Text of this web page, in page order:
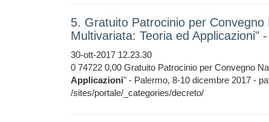
5. Gratuito Patrocinio per
Multivariata: Teoria ed Applicazioni"
30-ott-2017 12.23.30
0 74722 0,00 Gratuito Patrocinio per Convegno
Applicazioni" - Palermo, 8-10 dicembre 2017 -
/sites/portale/_categories/decreto/